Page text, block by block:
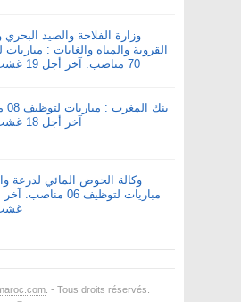
وزارة الفلاحة والصيد البحري
القروية والمياه والغابات :
70 مناصب. آخر أجل 19 غشت 2026
آخر أجل 18 غشت 2026
وكالة الحوض المائي لدرعة
غشت
. - Tous droits réservés.